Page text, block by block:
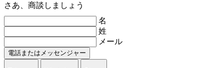
さあ、商談しましょう
名
姓
メール
電話またはメッセンジャー